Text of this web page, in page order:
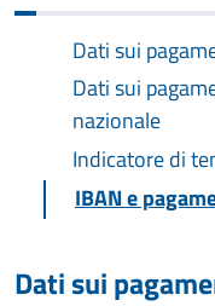
Dati sui
Dati sui
nazionale
Indicatore di
IBAN e
Dati sui